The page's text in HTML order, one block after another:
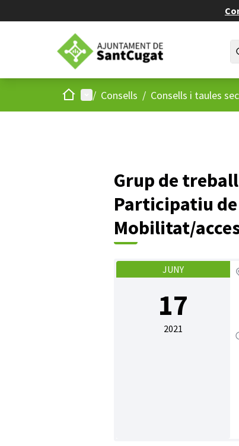
Inici Menú principal
/ Consells / Consells i taules
Grup de
Participatiu
Mobilitat/
JUNY
17
2021